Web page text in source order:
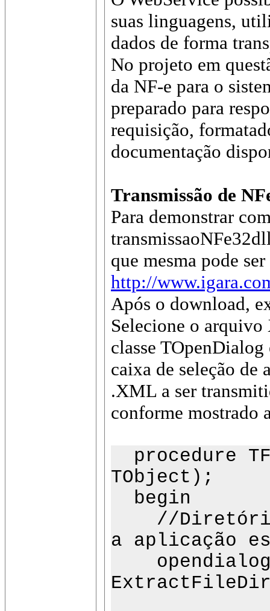
suas linguagens,
dados de forma
No projeto em
da NF-e para o
preparado para
requisição,
documentação
Transmissão de
Para demonstrar
que mesma pode
http://
Após o download,
Selecione o
classe
caixa de seleção de
.XML a ser
conforme mostrado
procedure
TObject);
begin
//Diretório
a aplicação